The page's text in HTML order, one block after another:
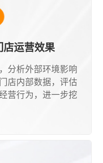
店运营效果
分析外部环境影响
店内部数据，评估
营行为，进一步挖